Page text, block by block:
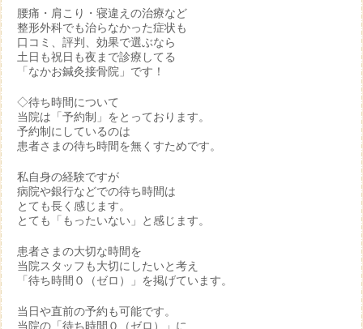
腰痛・肩こり・寝違えの治療など
整形外科でも治らなかった症状も
口コミ、評判、効果で選ぶなら
土日も祝日も夜まで診療してる
「なかお鍼灸接骨院」です！
◇待ち時間について
当院は「予約制」をとっております。
予約制にしているのは
患者さまの待ち時間を無くすためです。
私自身の経験ですが
病院や銀行などでの待ち時間は
とても長く感じます。
とても「もったいない」と感じます。
患者さまの大切な時間を
当院スタッフも大切にしたいと考え
「待ち時間０（ゼロ）」を掲げています。
当日や直前の予約も可能です。
当院の「待ち時間０（ゼロ）」に